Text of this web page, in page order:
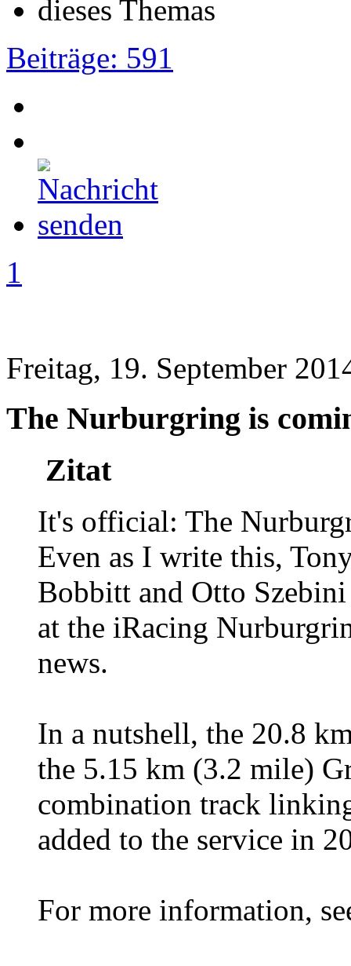
Beiträge: 591
1
Freitag, 19. September
The Nurburgring is
Zitat
It's official: The
Even as I write this,
Bobbitt and Otto
at the iRacing
news.
In a nutshell, the 20.8
the 5.15 km (3.2 mile)
combination track
added to the service in
For more information,